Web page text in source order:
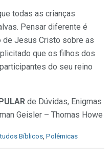
todas as crianças
Pensar diferente é
de Jesus Cristo sobre as
que os filhos dos
do seu reino
de Dúvidas, Enigmas
Geisler – Thomas Howe
Bíblicos Polêmicas